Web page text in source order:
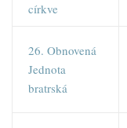
církve
26. Obnovená
Jednota
bratrská